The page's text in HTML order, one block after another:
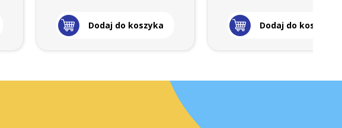
Dodaj do koszyka Dodaj do koszyka